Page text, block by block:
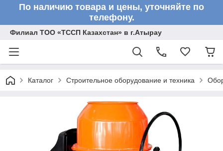
По наличию товара и цены, уточняйте по
телефону.
Филиал ТОО «ТССП Казахстан» в г.Атырау
Каталог Строительное оборудование и техника